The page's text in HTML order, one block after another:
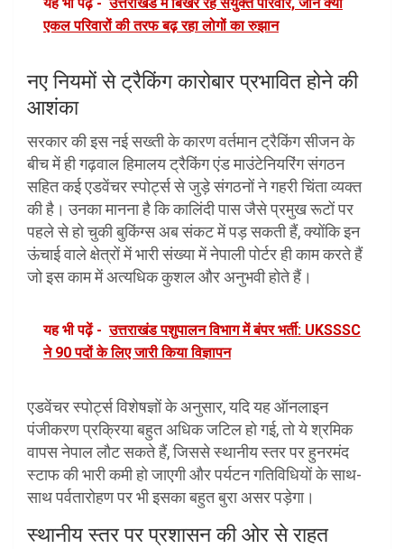
एकल परिवारों की तरफ बढ़ रहा लोगों का रुझान
नए नियमों से ट्रैकिंग कारोबार प्रभावित होने की
आशंका
सरकार की इस नई सख्ती के कारण वर्तमान ट्रैकिंग सीजन के
बीच में ही गढ़वाल हिमालय ट्रैकिंग एंड माउंटेनियरिंग संगठन
सहित कई एडवेंचर स्पोर्ट्स से जुड़े संगठनों ने गहरी चिंता व्यक्त
की है। उनका मानना है कि कालिंदी पास जैसे प्रमुख रूटों पर
पहले से हो चुकी बुकिंग्स अब संकट में पड़ सकती हैं, क्योंकि इन
ऊंचाई वाले क्षेत्रों में भारी संख्या में नेपाली पोर्टर ही काम करते हैं
जो इस काम में अत्यधिक कुशल और अनुभवी होते हैं।
यह भी पढ़ें - उत्तराखंड पशुपालन विभाग में बंपर भर्ती: UKSSSC
ने 90 पदों के लिए जारी किया विज्ञापन
एडवेंचर स्पोर्ट्स विशेषज्ञों के अनुसार, यदि यह ऑनलाइन
पंजीकरण प्रक्रिया बहुत अधिक जटिल हो गई, तो ये श्रमिक
वापस नेपाल लौट सकते हैं, जिससे स्थानीय स्तर पर हुनरमंद
स्टाफ की भारी कमी हो जाएगी और पर्यटन गतिविधियों के साथ-
साथ पर्वतारोहण पर भी इसका बहुत बुरा असर पड़ेगा।
स्थानीय स्तर पर प्रशासन की ओर से राहत